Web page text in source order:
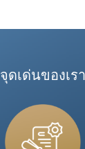
จุดเด่นของเรา